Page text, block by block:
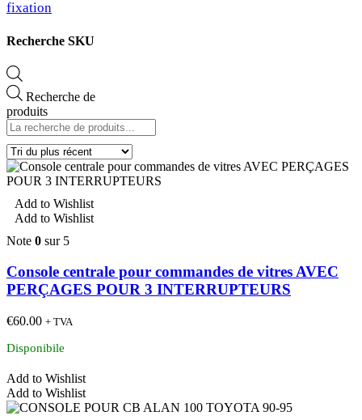
fixation
Recherche SKU
Recherche de
produits
Add to Wishlist
Add to Wishlist
Note 0 sur 5
Console centrale pour commandes de vitres AVEC
PERÇAGES POUR 3 INTERRUPTEURS
€60.00 + TVA
Disponibile
Add to Wishlist
Add to Wishlist